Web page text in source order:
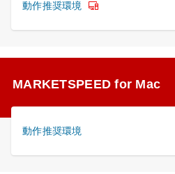
動作推奨環境
MARKETSPEED for Mac
動作推奨環境